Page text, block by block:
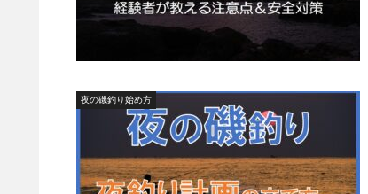
夜の磯釣り始め方